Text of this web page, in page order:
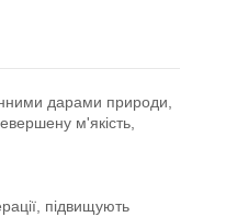
дарами природи,
м'якість,
підвищують